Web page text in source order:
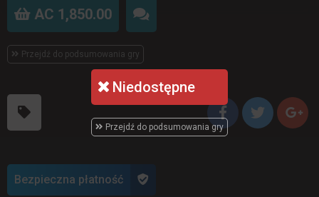
Niedostępne
Przejdź do podsumowania gry
AC 1,850.00
Przejdź do podsumowania gry
Bezpieczna płatność